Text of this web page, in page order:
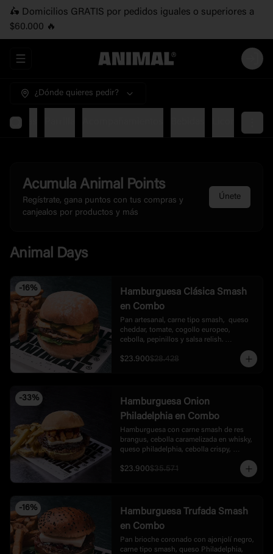
🛵 Domicilios GRATIS por pedidos iguales o superiores a
$60.000 🔥
Abrir menu de navegación Login
¿Dónde quieres pedir?
AcumulaAnimal Points
Regístrate, gana puntos con tus compras y
canjealos por productos y más
Únete
Animal Days
-16%
Hamburguesa Clásica Smash
en Combo
Pan artesanal, carne tipo smash,  queso
cheddar, tomate, cogollo europeo,
cebolla, pepinillos y salsa relish.
$23.900$28.428
-33%
Hamburguesa Onion
Philadelphia en Combo
Hamburguesa con carne smash de res
brangus, cebolla caramelizada en whisky,
queso philadelphia, cebolla crispy,
mayonesa de ajo y bbq dulce de la casa,
acompañada con  papas
$23.900$35.571
-16%
Hamburguesa Trufada Smash
en Combo
Pan brioche coronado con ajonjolí negro,
carne tipo smash, queso Philadelphia,